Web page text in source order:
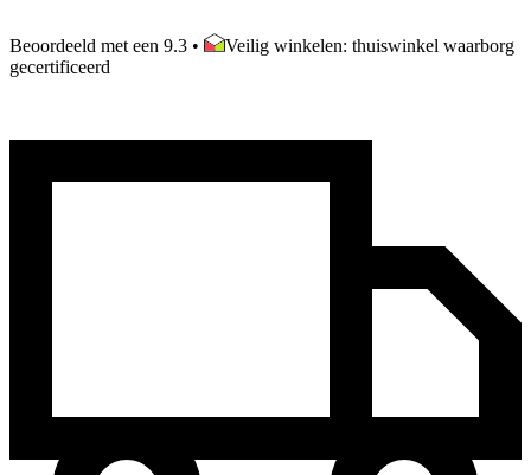
Beoordeeld met een 9.3 •
Veilig winkelen: thuiswinkel waarborg
gecertificeerd